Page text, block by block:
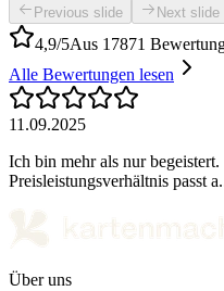
Previous slide Next slide
4,9/5Aus 17871
Alle Bewertungen lesen
11.09.2025
Ich bin mehr als nur
Preisleistungsverhältnis passt
Über uns